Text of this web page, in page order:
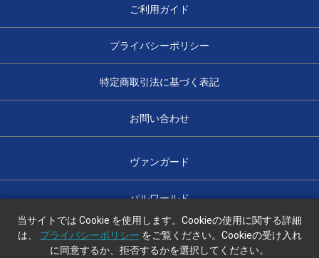
ご利用ガイド
プライバシーポリシー
特定商取引法に基づく表記
お問い合わせ
ヴァンガード
パルワールド
当サイトでは Cookie を使用します。Cookieの使用に関する詳細
は、 プライバシーポリシー をご覧ください。Cookieの受け入れ
に同意するか、拒否するかを選択してください。